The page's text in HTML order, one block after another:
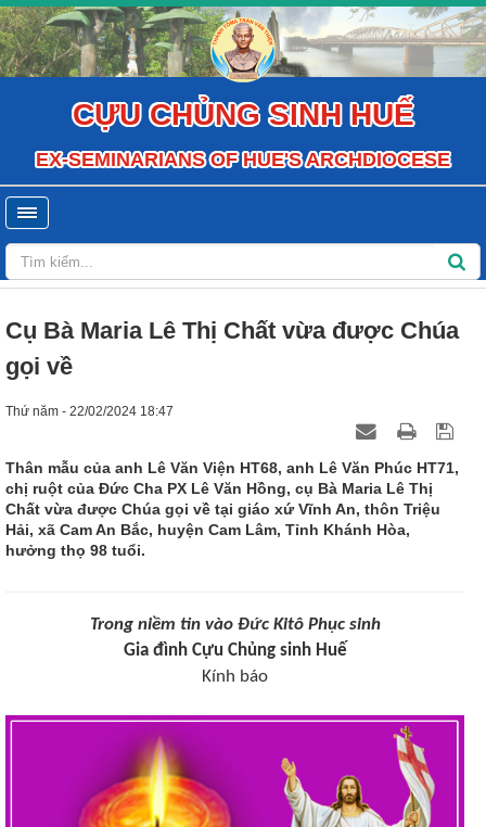
CỰU CHỦNG SINH HUẾ
EX-SEMINARIANS OF HUE'S ARCHDIOCESE
Cụ Bà Maria Lê Thị Chất vừa được Chúa
gọi về
Thứ năm - 22/02/2024 18:47
Thân mẫu của anh Lê Văn Viện HT68, anh Lê Văn Phúc HT71,
chị ruột của Đức Cha PX Lê Văn Hồng, cụ Bà Maria Lê Thị
Chất vừa được Chúa gọi về tại giáo xứ Vĩnh An, thôn Triệu
Hải, xã Cam An Bắc, huyện Cam Lâm, Tỉnh Khánh Hòa,
hưởng thọ 98 tuổi.
Trong niềm tin vào Đức Kitô Phục sinh
Gia đình Cựu Chủng sinh Huế
Kính báo